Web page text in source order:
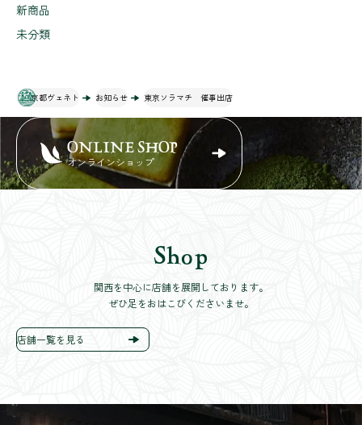
新商品
未分類
京都ヴェネト お知らせ 東京ソラマチ 催事出店
ONLINE SHOP
オンラインショップ
Shop
関西を中心に店舗を展開しております。
ぜひ足をおはこびくださいませ。
店舗一覧を見る